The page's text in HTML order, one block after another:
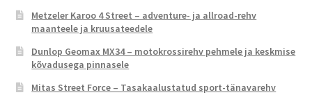
Metzeler Karoo 4 Street – adventure- ja allroad-rehv
maanteele ja kruusateedele
Dunlop Geomax MX34 – motokrossirehv pehmele ja keskmise
kõvadusega pinnasele
Mitas Street Force – Tasakaalustatud sport-tänavarehv